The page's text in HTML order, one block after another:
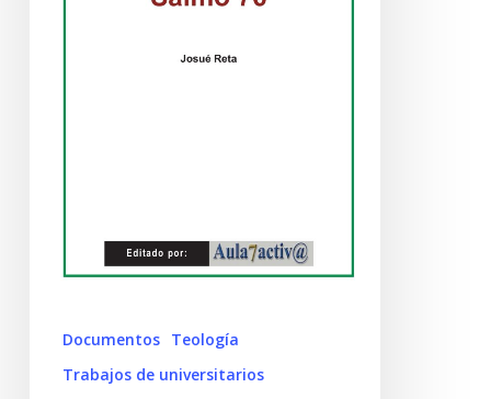
Documentos Teología
Trabajos de universitarios